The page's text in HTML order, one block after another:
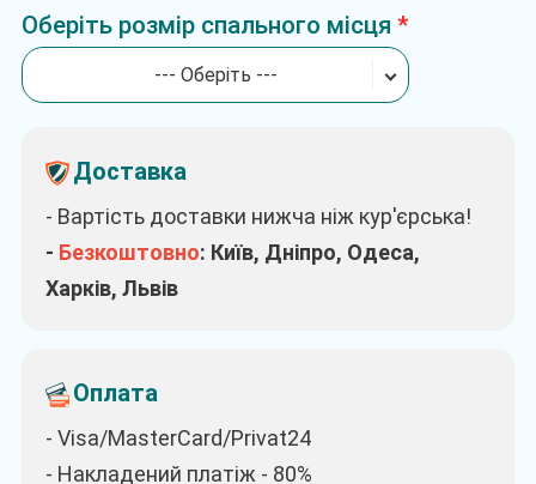
Оберіть розмір спального місця
--- Оберіть ---
Доставка
- Вартість доставки нижча ніж кур'єрська!
- Безкоштовно: Київ, Дніпро, Одеса,
Харків, Львів
Оплата
- Visa/MasterCard/Privat24
- Накладений платіж - 80%